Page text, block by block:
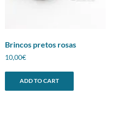
Brincos pretos rosas
10,00€
ADD TO CART